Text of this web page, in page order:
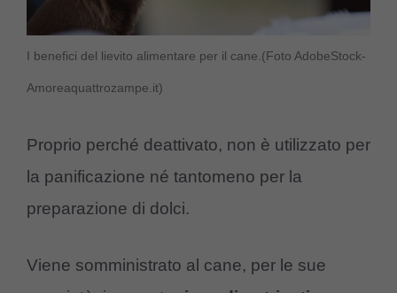
I benefici del lievito alimentare per il cane.(Foto AdobeStock-
Amoreaquattrozampe.it)
Proprio perché deattivato, non è utilizzato per
la panificazione né tantomeno per la
preparazione di dolci.
Viene somministrato al cane, per le sue